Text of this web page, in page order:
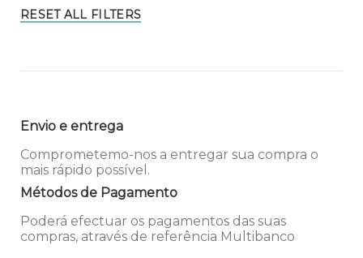
RESET ALL FILTERS
Envio e entrega
Comprometemo-nos a entregar sua compra o
mais rápido possível.
Métodos de Pagamento
Poderá efectuar os pagamentos das suas
compras, através de referência Multibanco